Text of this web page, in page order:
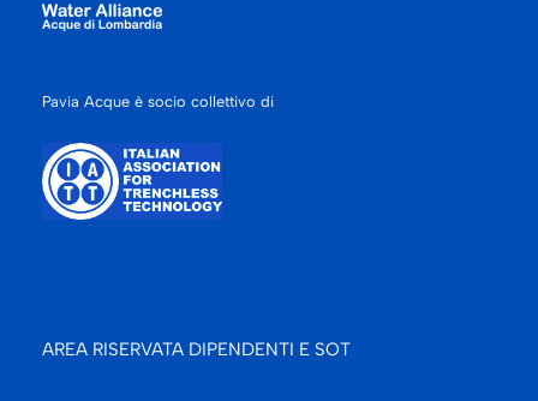
Pavia Acque è socio collettivo di
AREA RISERVATA DIPENDENTI E SOT